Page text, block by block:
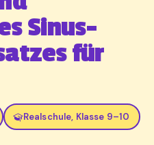
Sinus-
für
Realschule, Klasse 9–10